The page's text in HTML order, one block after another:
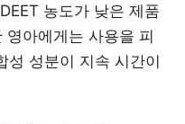
농도가 낮은 제품
아에게는 사용을 피
성 성분이 지속 시간이